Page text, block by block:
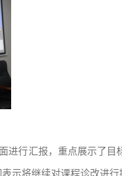
行汇报，重点展示了目
示将继续对课程诊改进